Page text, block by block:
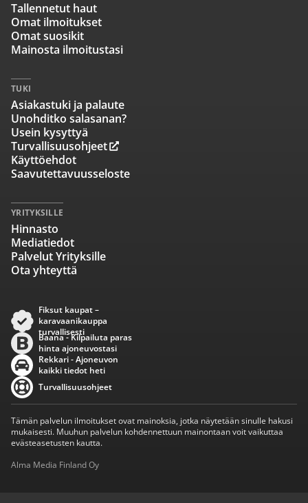
Tallennetut haut
Omat ilmoitukset
Omat suosikit
Mainosta ilmoitustasi
TUKI
Asiakastuki ja palaute
Unohditko salasanan?
Usein kysyttyä
Turvallisuusohjeet
Käyttöehdot
Saavutettavuusseloste
YRITYKSILLE
Hinnasto
Mediatiedot
Palvelut Yrityksille
Ota yhteyttä
Fiksut kaupat –
karavaanikauppa
turvallisesti
Baana - Kilpailuta paras
hinta ajoneuvostasi
Rekkari - Ajoneuvon
kaikki tiedot heti
Turvallisuusohjeet
Tämän palvelun ilmoitukset ovat mainoksia, jotka näytetään sinulle hakusi
mukaisesti. Muuhun palvelun kohdennettuun mainontaan voit vaikuttaa
evästeasetusten kautta.
Alma Media Finland Oy